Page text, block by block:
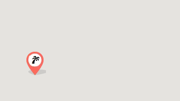
+ 1 club).